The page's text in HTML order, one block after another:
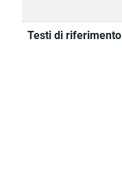
Testi di riferimento